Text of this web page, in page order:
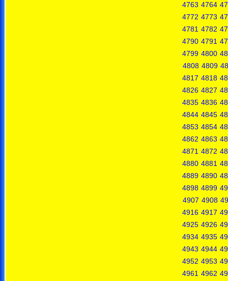
4763 4764
4772 4773
4781 4782
4790 4791
4799 4800
4808 4809
4817 4818
4826 4827
4835 4836
4844 4845
4853 4854
4862 4863
4871 4872
4880 4881
4889 4890
4898 4899
4907 4908
4916 4917
4925 4926
4934 4935
4943 4944
4952 4953
4961 4962